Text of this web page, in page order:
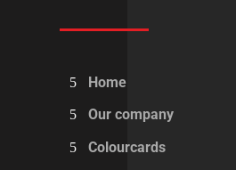
Home
Our company
Colourcards